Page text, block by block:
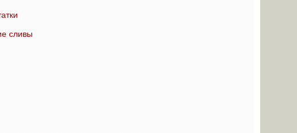
сливы